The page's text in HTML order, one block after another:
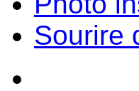
Sourire